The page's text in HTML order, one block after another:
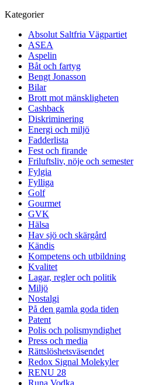
Kategorier
Absolut Saltfria Vägpartiet
ASEA
Aspelin
Båt och fartyg
Bengt Jonasson
Bilar
Brott mot mänskligheten
Cashback
Diskriminering
Energi och miljö
Fadderlista
Fest och firande
Friluftsliv, nöje och semester
Fylgia
Fylliga
Golf
Gourmet
GVK
Hälsa
Hav sjö och skärgård
Kändis
Kompetens och utbildning
Kvalitet
Lagar, regler och politik
Miljö
Nostalgi
På den gamla goda tiden
Patent
Polis och polismyndighet
Press och media
Rättslöshetsväsendet
Redox Signal Molekyler
RENU 28
Runa Vodka